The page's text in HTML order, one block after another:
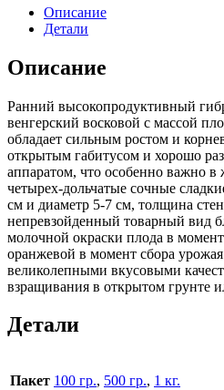
Facebook
Описание
Детали
Описание
Ранний высокопродуктивный
венгерский восковой с массой
обладает сильным ростом и
открытым габитусом и хорошо
аппаратом, что особенно важно
четырех-дольчатые сочные
см и диаметр 5-7 см, толщина
непревзойденный товарный вид
молочной окраски плода в
оранжевой в момент сбора
великолепными вкусовыми
взращивания в открытом грунте
Детали
Пакет 100 гр., 500 гр., 1 кг.